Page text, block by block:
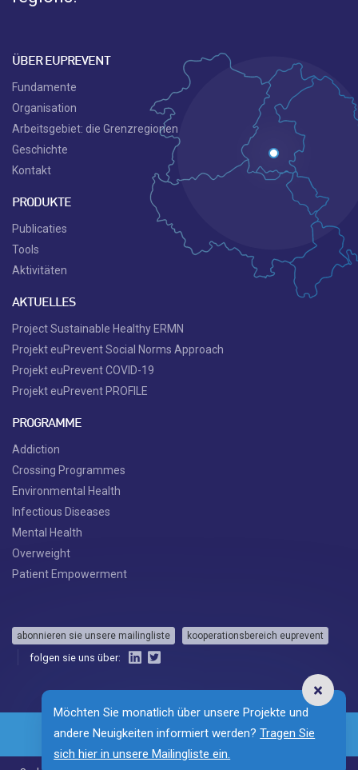
Möchten Sie monatlich über unsere Projekte und
andere Neuigkeiten informiert werden?Tragen Sie
sich hier in unsere Mailingliste ein.
ÜBER EUPREVENT
Fundamente
Organisation
Arbeitsgebiet: die Grenzregionen
Geschichte
Kontakt
PRODUKTE
Publicaties
Tools
Aktivitäten
AKTUELLES
Project Sustainable Healthy ERMN
Projekt euPrevent Social Norms Approach
Projekt euPrevent COVID-19
Projekt euPrevent PROFILE
PROGRAMME
Addiction
Crossing Programmes
Environmental Health
Infectious Diseases
Mental Health
Overweight
Patient Empowerment
abonnieren sie unsere mailingliste kooperationsbereich euprevent
folgen sie uns über: